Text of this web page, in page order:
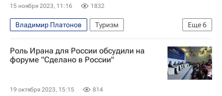
Московская торгово-промышленная палата
Совет Федерации РФ
15 ноября 2023, 11:16 1832
Еще6
Владимир Платонов
Туризм
Новости - Туризм
Туризм
туристы
Московская торгово-промышленная палата
Роль Ирана для России обсудили на
форуме "Сделано в России"
19 октября 2023, 15:15 814